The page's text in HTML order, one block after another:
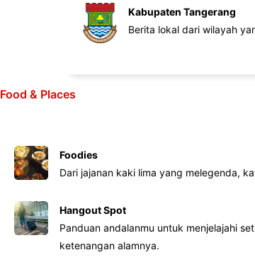
Kabupaten Tangerang
Berita lokal dari wilayah
Food & Places
Foodies
Dari jajanan kaki lima yang melegenda,
Hangout Spot
Panduan andalanmu untuk menjelajahi
ketenangan alamnya.